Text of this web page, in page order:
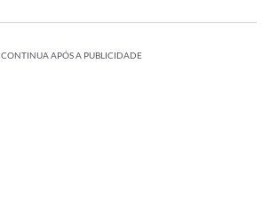
CONTINUA APÓS A PUBLICIDADE